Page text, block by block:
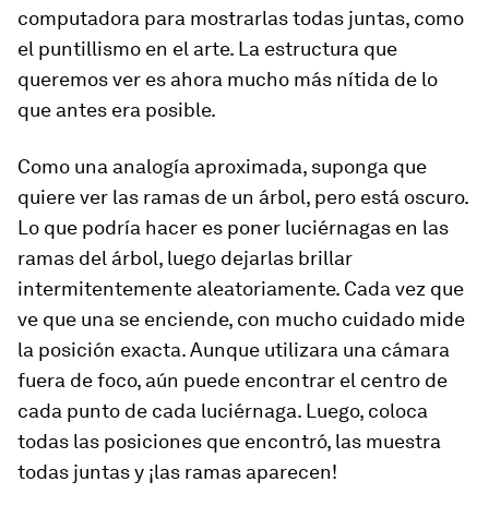
computadora para mostrarlas todas juntas, como
el puntillismo en el arte. La estructura que
queremos ver es ahora mucho más nítida de lo
que antes era posible.
Como una analogía aproximada, suponga que
quiere ver las ramas de un árbol, pero está oscuro.
Lo que podría hacer es poner luciérnagas en las
ramas del árbol, luego dejarlas brillar
intermitentemente aleatoriamente. Cada vez que
ve que una se enciende, con mucho cuidado mide
la posición exacta. Aunque utilizara una cámara
fuera de foco, aún puede encontrar el centro de
cada punto de cada luciérnaga. Luego, coloca
todas las posiciones que encontró, las muestra
todas juntas y ¡las ramas aparecen!